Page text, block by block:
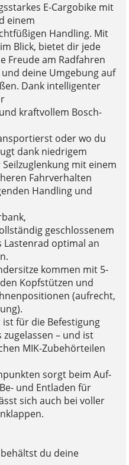
E-Cargobike mit
einem
Handling. Mit
Blick, bietet dir jede
Freude am Radfahren
deine Umgebung auf
Dank intelligenter
kraftvollem Bosch-
oder wo du
dank niedrigem
mit einem
Fahrverhalten
Handling und
geschlossenem
Lastenrad optimal an
kommen mit 5-
Kopfstützen und
(aufrecht,
ist für die Befestigung
– und ist
MIK-Zubehörteilen
sorgt beim Auf-
und Entladen für
sich auch bei voller
du deine